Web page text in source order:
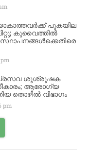
പുകയില
കുവൈത്തിൽ
ശുശ്രൂഷക
ആരോഗ്യ
തൊഴിൽ വിഭാഗം
pm